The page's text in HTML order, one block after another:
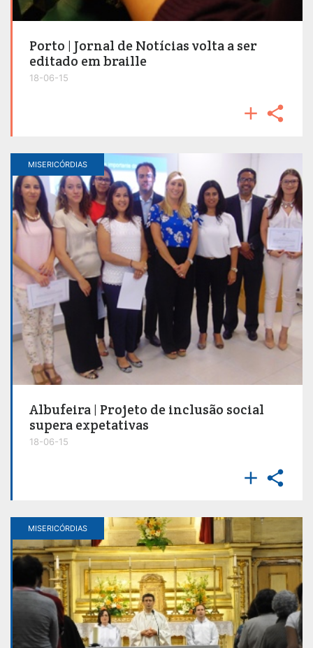
Porto | Jornal de Notícias volta a ser
editado em braille
18-06-15
 
MISERICÓRDIAS
Albufeira | Projeto de inclusão social
supera expetativas
18-06-15
 
MISERICÓRDIAS